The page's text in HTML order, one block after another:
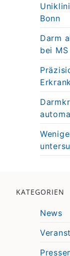
Bonn
Darm
bei MS
KATEGORIEN
News